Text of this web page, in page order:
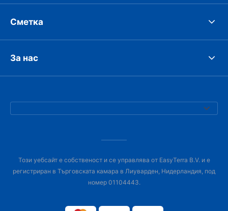
Сметка
За нас
Този уебсайт е собственост и се управлява от EasyTerra B.V. и е
регистриран в Търговската камара в Лиуварден, Нидерландия, под
номер 01104443.